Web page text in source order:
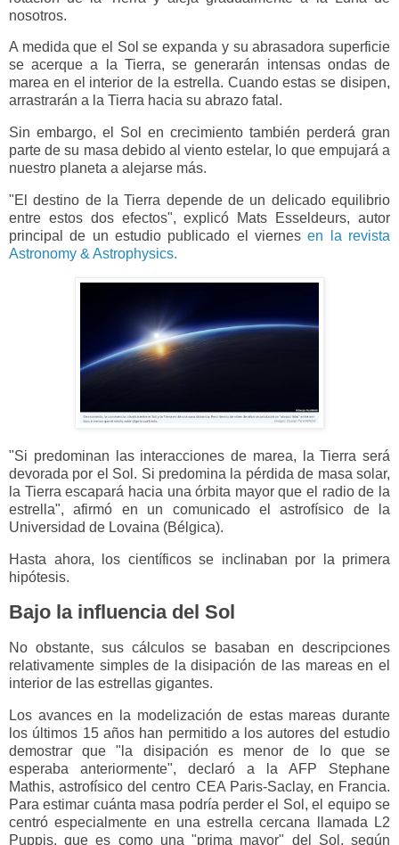
nosotros.
A medida que el Sol se expanda y su abrasadora superficie
se acerque a la Tierra, se generarán intensas ondas de
marea en el interior de la estrella. Cuando estas se disipen,
arrastrarán a la Tierra hacia su abrazo fatal.
Sin embargo, el Sol en crecimiento también perderá gran
parte de su masa debido al viento estelar, lo que empujará a
nuestro planeta a alejarse más.
"El destino de la Tierra depende de un delicado equilibrio
entre estos dos efectos", explicó Mats Esseldeurs, autor
principal de un estudio publicado el viernesen la revista
Astronomy & Astrophysics.
"Si predominan las interacciones de marea, la Tierra será
devorada por el Sol. Si predomina la pérdida de masa solar,
la Tierra escapará hacia una órbita mayor que el radio de la
estrella", afirmó en un comunicado el astrofísico de la
Universidad de Lovaina (Bélgica).
Hasta ahora, los científicos se inclinaban por la primera
hipótesis.
Bajo la influencia del Sol
No obstante, sus cálculos se basaban en descripciones
relativamente simples de la disipación de las mareas en el
interior de las estrellas gigantes.
Los avances en la modelización de estas mareas durante
los últimos 15 años han permitido a los autores del estudio
demostrar que "la disipación es menor de lo que se
esperaba anteriormente", declaró a la AFP Stephane
Mathis, astrofísico del centro CEA Paris-Saclay, en Francia.
Para estimar cuánta masa podría perder el Sol, el equipo se
centró especialmente en una estrella cercana llamada L2
Puppis, que es como una "prima mayor" del Sol, según